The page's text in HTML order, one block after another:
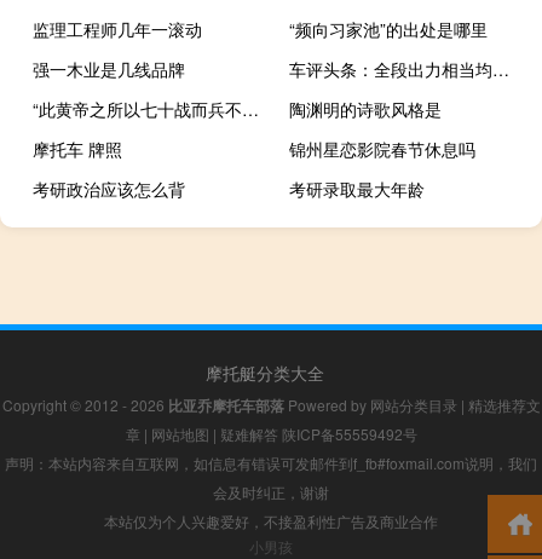
监理工程师几年一滚动
“频向习家池”的出处是哪里
强一木业是几线品牌
车评头条：全段出力相当均衡 试驾马自达CX-30压燃版
“此黄帝之所以七十战而兵不殆也”的出处是哪里
陶渊明的诗歌风格是
摩托车 牌照
锦州星恋影院春节休息吗
考研政治应该怎么背
考研录取最大年龄
摩托艇分类大全
Copyright © 2012 - 2026 比亚乔摩托车部落Powered by 网站分类目录 | 精选推荐文
章 | 网站地图 | 疑难解答 陕ICP备55559492号
声明：本站内容来自互联网，如信息有错误可发邮件到f_fb#foxmail.com说明，我们
会及时纠正，谢谢
本站仅为个人兴趣爱好，不接盈利性广告及商业合作
小男孩